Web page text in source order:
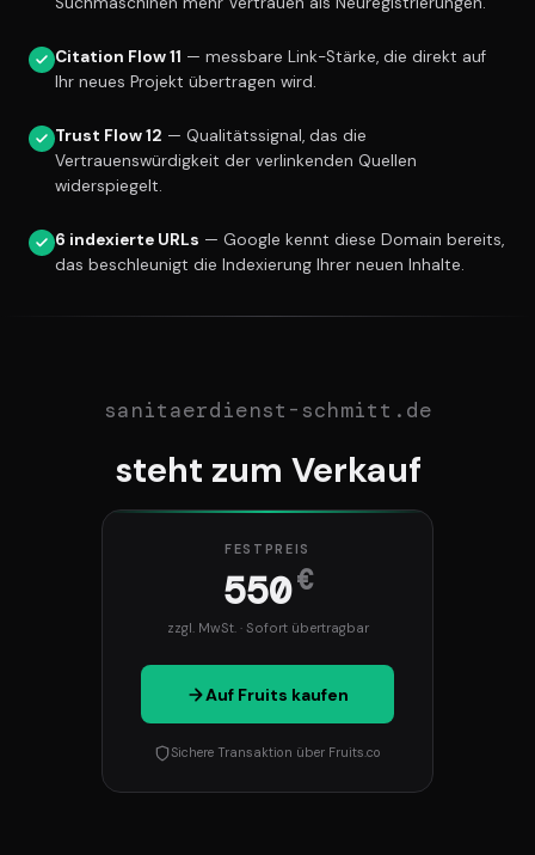
Citation Flow 11 — messbare Link-Stärke, die direkt auf
Ihr neues Projekt übertragen wird.
Trust Flow 12 — Qualitätssignal, das die
Vertrauenswürdigkeit der verlinkenden Quellen
widerspiegelt.
6 indexierte URLs — Google kennt diese Domain bereits,
das beschleunigt die Indexierung Ihrer neuen Inhalte.
sanitaerdienst-schmitt.de
steht zum Verkauf
FESTPREIS
550€
zzgl. MwSt. · Sofort übertragbar
Auf Fruits kaufen
Sichere Transaktion über Fruits.co